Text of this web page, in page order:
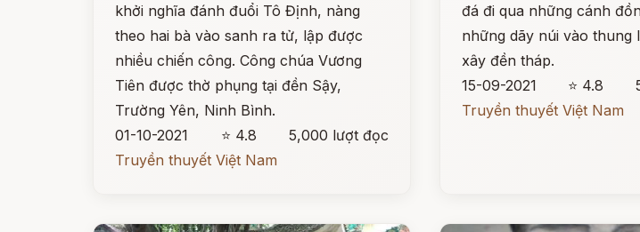
khởi nghĩa đánh đuổi Tô Định, nàng
theo hai bà vào sanh ra tử, lập được
nhiều chiến công. Công chúa Vương
Tiên được thờ phụng tại đền Sậy,
Trường Yên, Ninh Bình.
01-10-2021
⭐ 4.8
5,000 lượt đọc
Truyền thuyết Việt Nam
đá đi qua những cánh
những dãy núi vào thung
xây đền tháp.
15-09-2021
⭐ 4.8
Truyền thuyết Việt Nam